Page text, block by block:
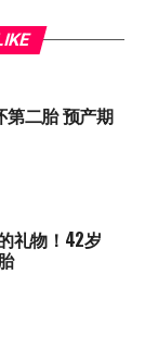
二胎 预产期
礼物！42岁